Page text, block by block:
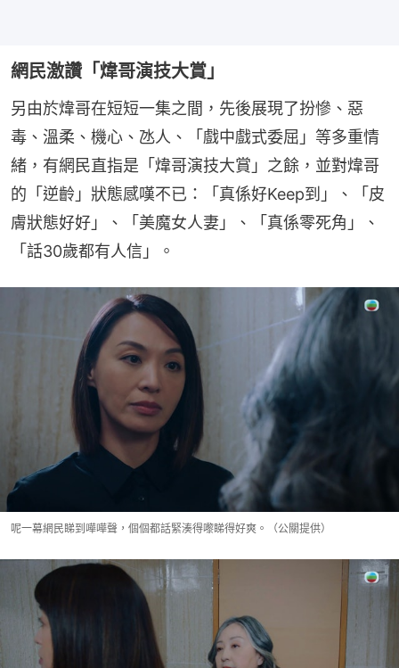
網民激讚「煒哥演技大賞」
另由於煒哥在短短一集之間，先後展現了扮慘、惡
毒、溫柔、機心、氹人、「戲中戲式委屈」等多重情
緒，有網民直指是「煒哥演技大賞」之餘，並對煒哥
的「逆齡」狀態感嘆不已：「真係好Keep到」、「皮
膚狀態好好」、「美魔女人妻」、「真係零死角」、
「話30歲都有人信」。
呢一幕網民睇到嘩嘩聲，個個都話緊湊得嚟睇得好爽。（公關提供）